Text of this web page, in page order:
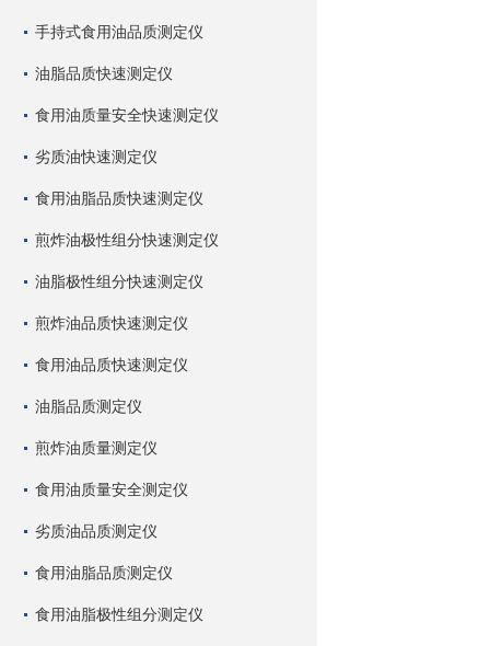
手持式食用油品质测定仪
油脂品质快速测定仪
食用油质量安全快速测定仪
劣质油快速测定仪
食用油脂品质快速测定仪
煎炸油极性组分快速测定仪
油脂极性组分快速测定仪
煎炸油品质快速测定仪
食用油品质快速测定仪
油脂品质测定仪
煎炸油质量测定仪
食用油质量安全测定仪
劣质油品质测定仪
食用油脂品质测定仪
食用油脂极性组分测定仪